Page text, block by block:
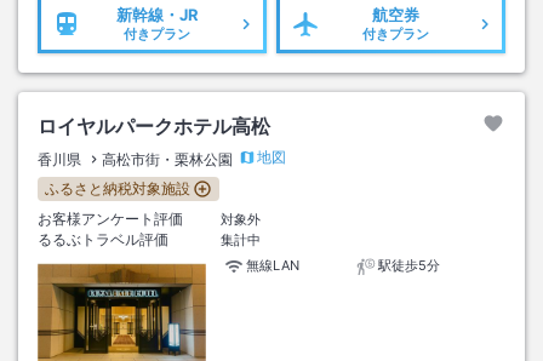
新幹線・JR
付きプラン
航空券
付きプラン
ロイヤルパークホテル高松
香川県 高松市街・栗林公園
地図
ふるさと納税対象施設
お客様アンケート評価
対象外
るるぶトラベル評価
集計中
無線LAN
駅徒歩5分